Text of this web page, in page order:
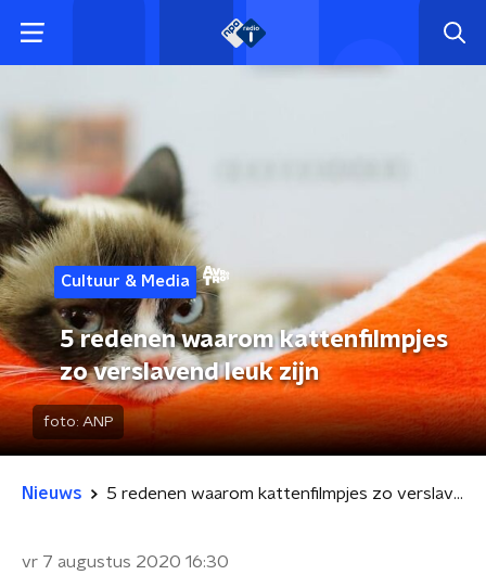
Cultuur & Media
5 redenen waarom kattenfilmpjes
zo verslavend leuk zijn
foto: ANP
Nieuws 5 redenen waarom kattenfilmpjes zo verslavend leuk zijn
vr 7 augustus 2020 16:30